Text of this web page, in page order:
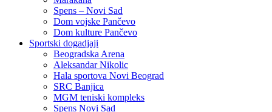
Spens – Novi Sad
Dom vojske Pančevo
Dom kulture Pančevo
Sportski dogadjaji
Beogradska Arena
Aleksandar Nikolic
Hala sportova Novi Beograd
SRC Banjica
MGM teniski kompleks
Spens Novi Sad